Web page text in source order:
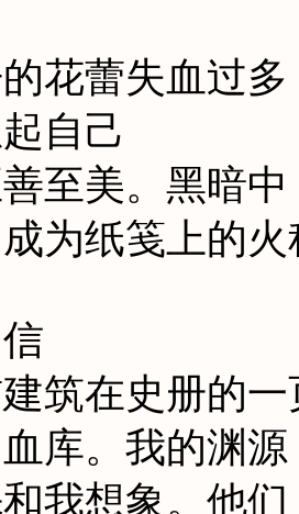
花蕾失血过多
自己
至美。黑暗中
为纸笺上的火
筑在史册的一
库。我的渊源
我想象。他们